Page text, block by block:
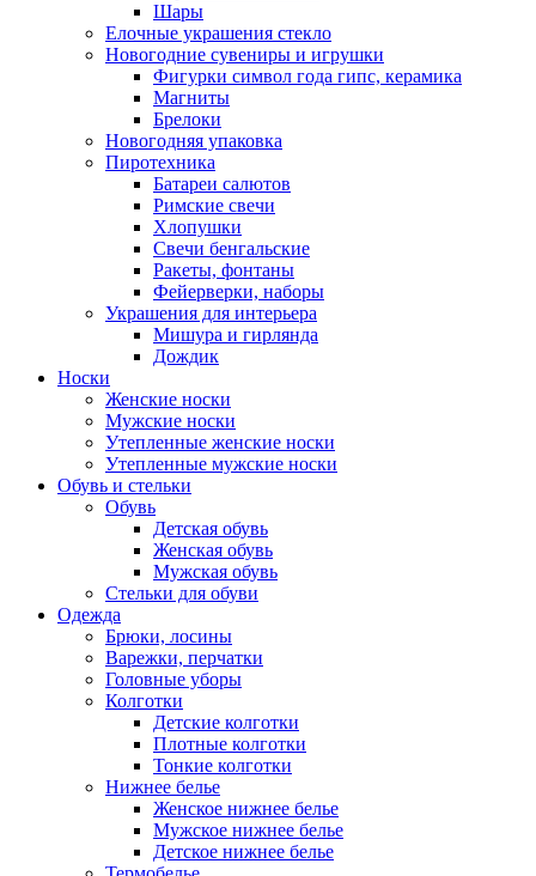
Шары
Елочные украшения стекло
Новогодние сувениры и игрушки
Фигурки символ года гипс, керамика
Магниты
Брелоки
Новогодняя упаковка
Пиротехника
Батареи салютов
Римские свечи
Хлопушки
Свечи бенгальские
Ракеты, фонтаны
Фейерверки, наборы
Украшения для интерьера
Мишура и гирлянда
Дождик
Носки
Женские носки
Мужские носки
Утепленные женские носки
Утепленные мужские носки
Обувь и стельки
Обувь
Детская обувь
Женская обувь
Мужская обувь
Стельки для обуви
Одежда
Брюки, лосины
Варежки, перчатки
Головные уборы
Колготки
Детские колготки
Плотные колготки
Тонкие колготки
Нижнее белье
Женское нижнее белье
Мужское нижнее белье
Детское нижнее белье